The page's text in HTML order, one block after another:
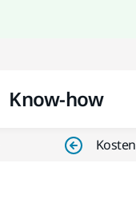
Know-how